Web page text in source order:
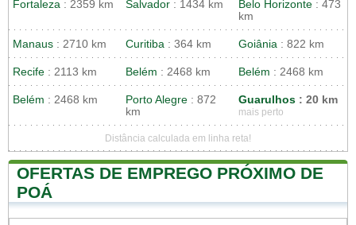
Fortaleza : 2359 km Salvador : 1434 km Belo Horizonte : 473
km
Manaus : 2710 km Curitiba : 364 km Goiânia : 822 km
Recife : 2113 km Belém : 2468 km Belém : 2468 km
Belém : 2468 km Porto Alegre : 872
km
Guarulhos : 20 km
mais perto
Distância calculada em linha reta!
OFERTAS DE EMPREGO PRÓXIMO DE
POÁ